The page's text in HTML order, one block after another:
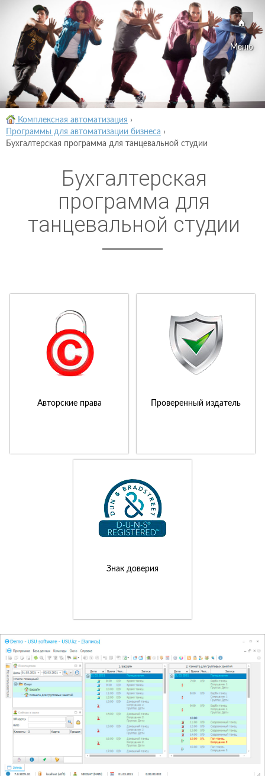
Меню
Комплексная автоматизация ›
Программы для автоматизации бизнеса ›
Бухгалтерская программа для танцевальной студии
Бухгалтерская
программа для
танцевальной студии
Авторские права Проверенный издатель
Знак доверия